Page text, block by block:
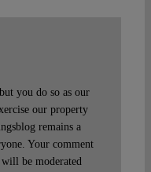
you do so as our
our property
remains a
Your comment
be moderated